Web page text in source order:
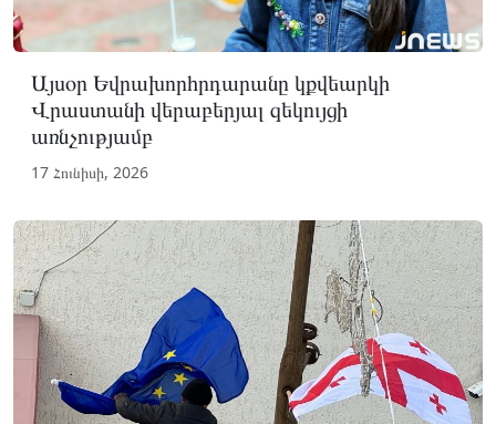
Այսօր Եվրախորհրդարանը կքվեարկի
Վրաստանի վերաբերյալ զեկույցի
առնչությամբ
17 Հունիսի, 2026